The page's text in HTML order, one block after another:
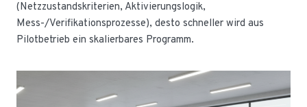
(Netzzustandskriterien, Aktivierungslogik,
Mess-/Verifikationsprozesse), desto schneller wird aus
Pilotbetrieb ein skalierbares Programm.